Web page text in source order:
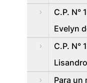
C.P. N°
Evelyn
C.P. N°
Para un